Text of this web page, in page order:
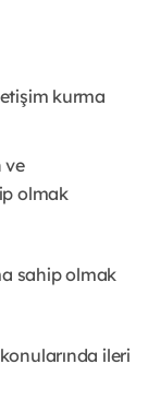
kurma
ve
olmak
sahip olmak
ileri